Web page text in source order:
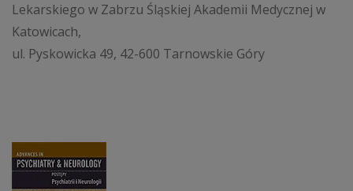
Lekarskiego w Zabrzu Śląskiej Akademii Medycznej w
Katowicach,
ul. Pyskowicka 49, 42-600 Tarnowskie Góry